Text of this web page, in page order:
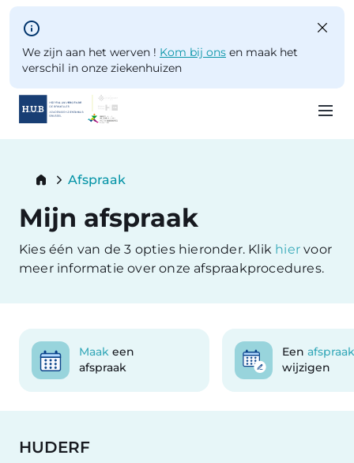
Skip to main content
We zijn aan het werven ! Kom bij ons en maak het
verschil in onze ziekenhuizen
content
Breadcrumb
Current:
Afspraak
Mijn afspraak
Kies één van de 3 opties hieronder. Klik hiervoor
meer informatie over onze afspraakprocedures.
Maak een
afspraak
Een afspraak
wijzigen
HUDERF